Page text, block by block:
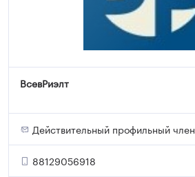
ВсевРиэлт
Действительный профильный член
88129056918